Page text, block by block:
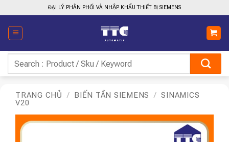
qua
nội
dung
ĐẠI LÝ PHÂN PHỐI VÀ NHẬP KHẨU THIẾT BỊ SIEMENS
kiếm:
TRANG CHỦ / BIẾN TẦN SIEMENS / SINAMICS
V20